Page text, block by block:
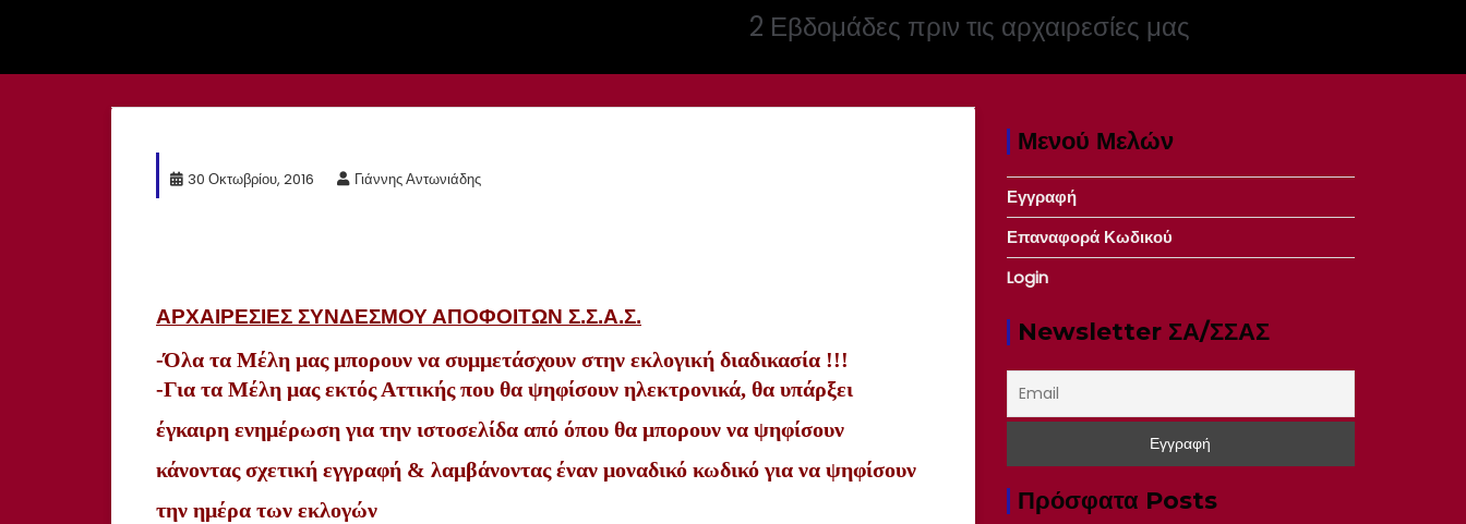
2 Εβδομάδες πριν τις αρχαιρεσίες μας
30 Οκτωβρίου, 2016 Γιάννης Αντωνιάδης
ΑΡΧΑΙΡΕΣΙΕΣ ΣΥΝΔΕΣΜΟΥ ΑΠΟΦΟΙΤΩΝ Σ.Σ.Α.Σ.
-Όλα τα Μέλη μαςμπορουν να συμμετάσχουν στην εκλογική διαδικασία !!!
-Για τα Μέλη μαςεκτός Αττικήςπου θα ψηφίσουν ηλεκτρονικά, θα υπάρξει
έγκαιρη ενημέρωση για την ιστοσελίδα από όπου θα μπορουν να ψηφίσουν
κάνοντας σχετική εγγραφή & λαμβάνοντας έναν μοναδικό κωδικό για να ψηφίσουν
την ημέρα των εκλογών
Μενού Μελών
Εγγραφή
Επαναφορά Κωδικού
Login
Newsletter ΣΑ/ΣΣΑΣ
Πρόσφατα Posts